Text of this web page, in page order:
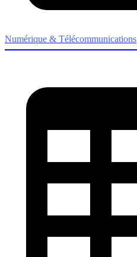
Numérique & Télécommunications